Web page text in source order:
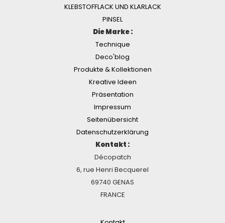
KLEBSTOFFLACK UND KLARLACK
PINSEL
Die Marke :
Technique
Deco'blog
Produkte & Kollektionen
Kreative Ideen
Präsentation
Impressum
Seitenübersicht
Datenschutzerklärung
Kontakt :
Décopatch
6, rue Henri Becquerel
69740 GENAS
FRANCE